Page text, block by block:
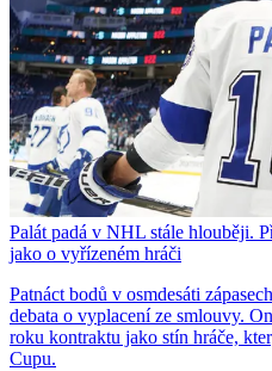
Palát padá v NHL stále hlouběji.
jako o vyřízeném hráči
Patnáct bodů v osmdesáti
debata o vyplacení ze smlouvy.
roku kontraktu jako stín hráče,
Cupu.